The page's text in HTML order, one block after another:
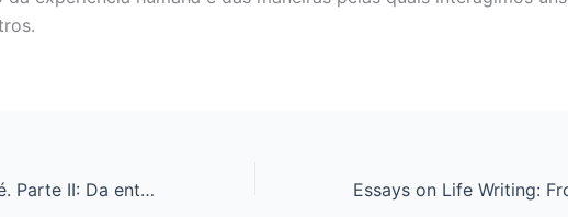
Jesus de Nazaré. Parte II: Da entrada em Jerusalém até à Ressurreição – PDFs Prontos para Download Grátis